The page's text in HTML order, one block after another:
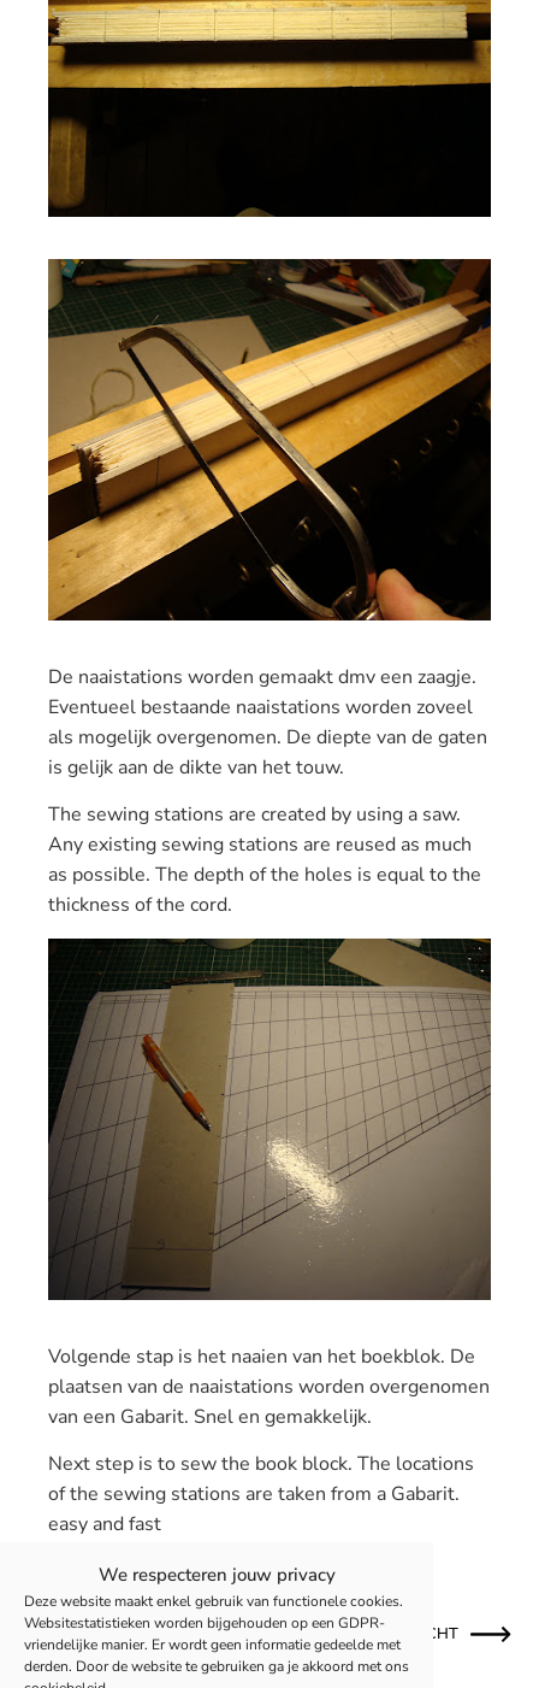
We respecteren jouw privacy
Deze website maakt enkel gebruik van functionele cookies.
Websitestatistieken worden bijgehouden op een GDPR-
vriendelijke manier. Er wordt geen informatie gedeelde met
derden. Door de website te gebruiken ga je akkoord met ons
De naaistations worden gemaakt dmv een zaagje.
Eventueel bestaande naaistations worden zoveel
als mogelijk overgenomen. De diepte van de gaten
is gelijk aan de dikte van het touw.
The sewing stations are created by using a saw.
Any existing sewing stations are reused as much
as possible. The depth of the holes is equal to the
thickness of the cord.
Volgende stap is het naaien van het boekblok. De
plaatsen van de naaistations worden overgenomen
van een Gabarit. Snel en gemakkelijk.
Next step is to sewthe book block. The locations
of the sewing stations are taken from a Gabarit.
easy and fast
OUDER BERICHT NIEUWER BERICHT